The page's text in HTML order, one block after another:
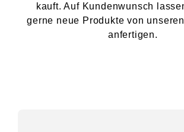
kauft. Auf Kundenwunsch
gerne neue Produkte von
anfertigen.